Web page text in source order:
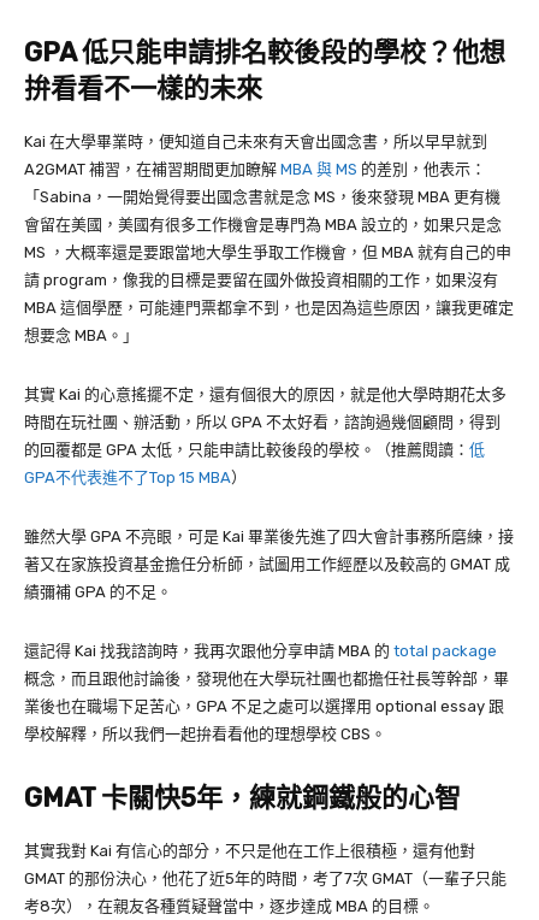
GPA低只能申請排名較後段的學校？他想
拚看看不一樣的未來
Kai 在大學畢業時，便知道自己未來有天會出國念書，所以早早就到
A2GMAT 補習，在補習期間更加瞭解 MBA 與 MS 的差別，他表示：
「 Sabina ，一開始覺得要出國念書就是念 MS ，後來發現 MBA 更有機
會留在美國，美國有很多工作機會是專門為 MBA 設立的，如果只是念
MS ，大概率還是要跟當地大學生爭取工作機會，但 MBA 就有自己的申
請 program ，像我的目標是要留在國外做投資相關的工作，如果沒有
MBA 這個學歷，可能連門票都拿不到，也是因為這些原因，讓我更確定
想要念 MBA 。」
其實 Kai 的心意搖擺不定，還有個很大的原因，就是他大學時期花太多
時間在玩社團、辦活動，所以 GPA 不太好看，諮詢過幾個顧問，得到
的回覆都是 GPA 太低，只能申請比較後段的學校。（推薦閱讀： 低
GPA不代表進不了Top 15 MBA）
雖然大學 GPA 不亮眼，可是 Kai 畢業後先進了四大會計事務所磨練，接
著又在家族投資基金擔任分析師，試圖用工作經歷以及較高的 GMAT 成
績彌補 GPA 的不足。
還記得 Kai 找我諮詢時，我再次跟他分享申請 MBA 的 total package
概念，而且跟他討論後，發現他在大學玩社團也都擔任社長等幹部，畢
業後也在職場下足苦心， GPA 不足之處可以選擇用 optional essay 跟
學校解釋，所以我們一起拚看看他的理想學校 CBS 。
GMAT卡關快5年，練就鋼鐵般的心智
其實我對 Kai 有信心的部分，不只是他在工作上很積極，還有他對
GMAT 的那份決心，他花了近5年的時間，考了7次 GMAT （一輩子只能
考8次），在親友各種質疑聲當中，逐步達成 MBA 的目標。